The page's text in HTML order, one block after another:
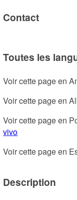
Contact
Toutes les
Voir cette page en
Voir cette page en
Voir cette page en
vivo
Voir cette page en
Description